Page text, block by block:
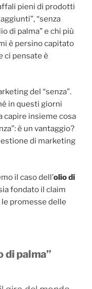
pieni di prodotti
“senza
di palma” e chi più
è persino capitato
ci pensate è
del “senza”.
in questi giorni
capire insieme cosa
è un vantaggio?
di marketing
il caso dell’olio di
fondato il claim
le promesse delle
di palma”